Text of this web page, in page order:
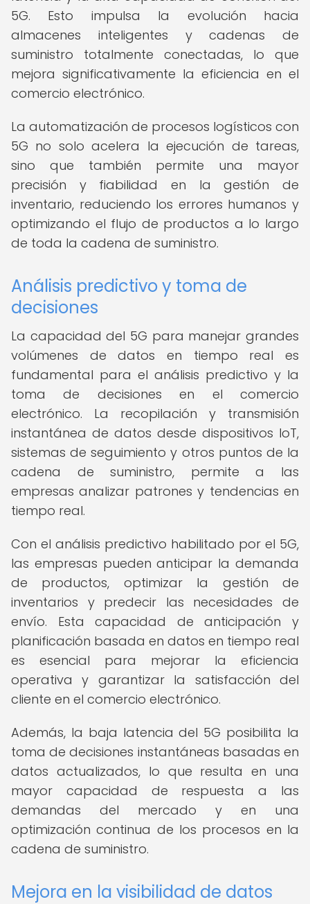
5G. Esto impulsa la evolución hacia
almacenes inteligentes y cadenas de
suministro totalmente conectadas, lo que
mejora significativamente la eficiencia en el
comercio electrónico.
La automatización de procesos logísticos con
5G no solo acelera la ejecución de tareas,
sino que también permite una mayor
precisión y fiabilidad en la gestión de
inventario, reduciendo los errores humanos y
optimizando el flujo de productos a lo largo
de toda la cadena de suministro.
Análisis predictivo y toma de
decisiones
La capacidad del 5G para manejar grandes
volúmenes de datos en tiempo real es
fundamental para el análisis predictivo y la
toma de decisiones en el comercio
electrónico. La recopilación y transmisión
instantánea de datos desde dispositivos IoT,
sistemas de seguimiento y otros puntos de la
cadena de suministro, permite a las
empresas analizar patrones y tendencias en
tiempo real.
Con el análisis predictivo habilitado por el 5G,
las empresas pueden anticipar la demanda
de productos, optimizar la gestión de
inventarios y predecir las necesidades de
envío. Esta capacidad de anticipación y
planificación basada en datos en tiempo real
es esencial para mejorar la eficiencia
operativa y garantizar la satisfacción del
cliente en el comercio electrónico.
Además, la baja latencia del 5G posibilita la
toma de decisiones instantáneas basadas en
datos actualizados, lo que resulta en una
mayor capacidad de respuesta a las
demandas del mercado y en una
optimización continua de los procesos en la
cadena de suministro.
Mejora en la visibilidad de datos